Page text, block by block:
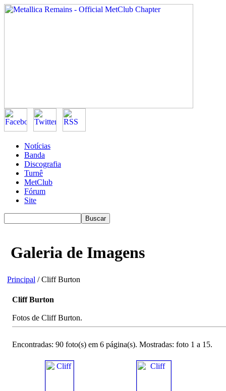
Notícias
Banda
Discografia
Turnê
MetClub
Fórum
Site
Galeria de Imagens
Principal / Cliff Burton
Cliff Burton
Fotos de Cliff Burton.
Encontradas: 90 foto(s) em 6 página(s). Mostradas: foto 1 a 15.